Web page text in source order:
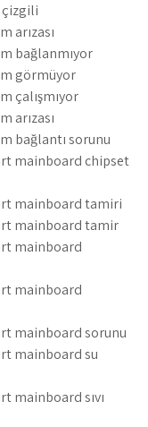
çizgili
arızası
bağlanmıyor
görmüyor
çalışmıyor
arızası
bağlantı sorunu
mainboard chipset
mainboard tamiri
mainboard tamir
mainboard
mainboard
mainboard sorunu
mainboard su
mainboard sıvı